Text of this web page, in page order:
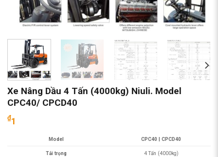
Xe Nâng Dầu 4 Tấn (4000kg) Niuli. Model
CPC40/ CPCD40
₫1
Model CPC40 |CPCD40
Tải trọng 4 Tấn (4000kg)